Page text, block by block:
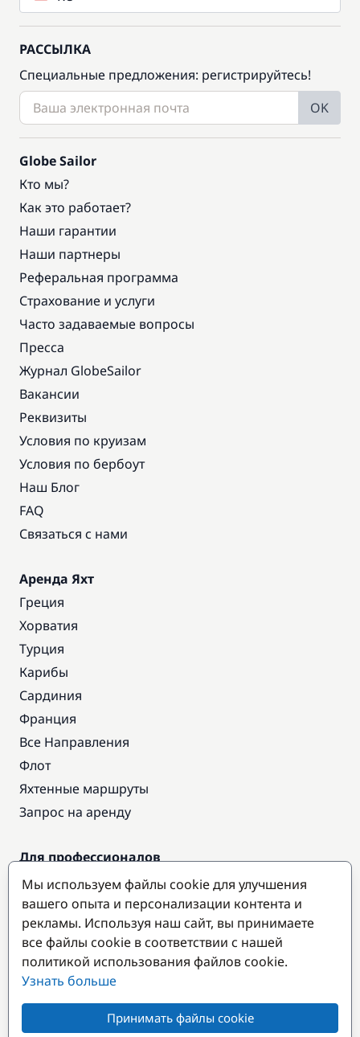
РАССЫЛКА
Специальные предложения: регистрируйтесь!
OK
Globe Sailor
Кто мы?
Как это работает?
Наши гарантии
Наши партнеры
Реферальная программа
Страхование и услуги
Часто задаваемые вопросы
Пресса
Журнал GlobeSailor
Вакансии
Реквизиты
Условия по круизам
Условия по бербоут
Наш Блог
FAQ
Связаться с нами
Аренда Яхт
Греция
Хорватия
Турция
Карибы
Сардиния
Франция
Все Направления
Флот
Яхтенные маршруты
Запрос на аренду
Для профессионалов
Доступ про
Стать партнером
Популярные направления
Мы используем файлы cookie для улучшения
вашего опыта и персонализации контента и
рекламы. Используя наш сайт, вы принимаете
все файлы cookie в соответствии с нашей
политикой использования файлов cookie.
Узнать больше
Принимать файлы cookie